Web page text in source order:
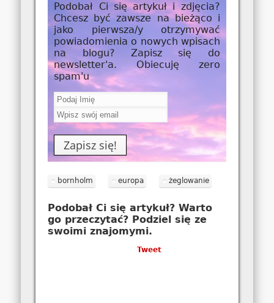
Podobał Ci się artykuł i zdjęcia?
Chcesz być zawsze na bieżąco i
jako pierwsza/yotrzymywać
powiadomienia o nowych wpisach
na blogu? Zapisz się do
newsletter'a. Obiecuję zero
spam'u
bornholm europa żeglowanie
Podobał Ci się artykuł? Warto
go przeczytać? Podziel się ze
swoimi znajomymi.
Tweet